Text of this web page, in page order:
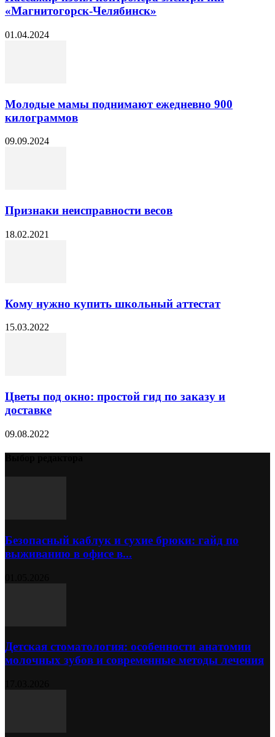
«Магнитогорск-Челябинск»
01.04.2024
Молодые мамы поднимают ежедневно 900
килограммов
09.09.2024
Признаки неисправности весов
18.02.2021
Кому нужно купить школьный аттестат
15.03.2022
Цветы под окно: простой гид по заказу и
доставке
09.08.2022
Безопасный каблук и сухие брюки: гайд по
выживанию в офисе в...
Детская стоматология: особенности анатомии
молочных зубов и современные методы лечения